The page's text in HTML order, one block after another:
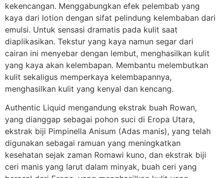
kekencangan. Menggabungkan efek pelembab yang
kaya dari lotion dengan sifat pelindung kelembaban dari
emulsi. Untuk sensasi dramatis pada kulit saat
diaplikasikan. Tekstur yang kaya namun segar dari
cairan ini menyebar dengan lembut, menghasilkan kulit
yang kaya akan kelembapan. Membantu melembutkan
kulit sekaligus memperkaya kelembapannya,
menghasilkan kulit yang kenyal dan kencang.
Authentic Liquid mengandung ekstrak buah Rowan,
yang dianggap sebagai pohon suci di Eropa Utara,
ekstrak biji Pimpinella Anisum (Adas manis), yang telah
digunakan sebagai ramuan yang meningkatkan
kesehatan sejak zaman Romawi kuno, dan ekstrak biji
ceri manis yang larut dalam minyak, buah ceri yang